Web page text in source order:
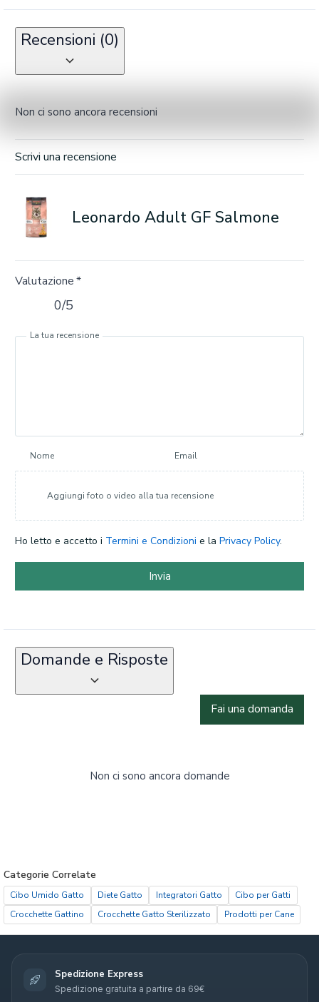
Recensioni (0)
Non ci sono ancora recensioni
Scrivi una recensione
Leonardo Adult GF Salmone
Valutazione*
0/5
La tua recensione
Nome Email
Aggiungi foto o video alla tua recensione
Ho letto e accetto i Termini e Condizioni e la Privacy Policy.
Invia
Domande e Risposte
Fai una domanda
Non ci sono ancora domande
Categorie Correlate
Cibo Umido Gatto Diete Gatto Integratori Gatto
Cibo per Gatti
Crocchette Gattino
Crocchette Gatto Sterilizzato Prodotti per Cane
Spedizione Express
Spedizione gratuita a partire da 69€